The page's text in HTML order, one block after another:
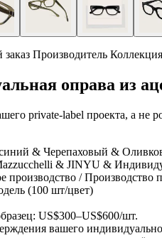
Производитель Коллекция
оправа из
private-label проекта, а не
& Черепаховый &
& JINYU &
производство /
(100 шт/цвет)
US$300–US$600/шт.
вашего